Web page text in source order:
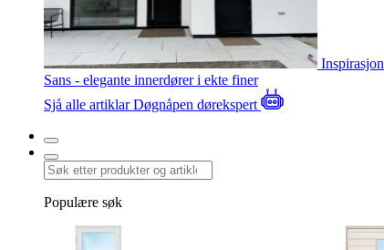
Inspirasjon
Sans - elegante innerdører i ekte finer
Sjå alle artiklarDøgnåpen dørekspert
Populære søk